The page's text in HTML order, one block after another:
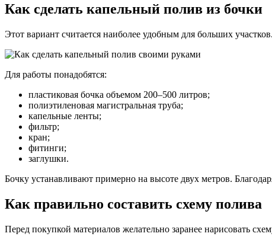
Как сделать капельный полив из бочки
Этот вариант считается наиболее удобным для больших участков.
Для работы понадобятся:
пластиковая бочка объемом 200–500 литров;
полиэтиленовая магистральная труба;
капельные ленты;
фильтр;
кран;
фитинги;
заглушки.
Бочку устанавливают примерно на высоте двух метров.
Как правильно составить схему полива
Перед покупкой материалов желательно заранее нарисовать